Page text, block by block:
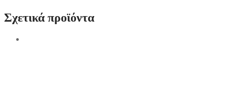
Σχετικά προϊόντα